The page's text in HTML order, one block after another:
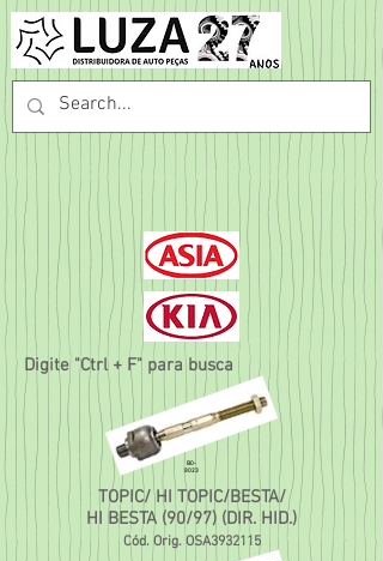
Digite "Ctrl + F" para busca
B0-
8023
TOPIC/ HI TOPIC/BESTA/
HI BESTA (90/97) (DIR. HID.)
Cód. Orig. OSA3932115